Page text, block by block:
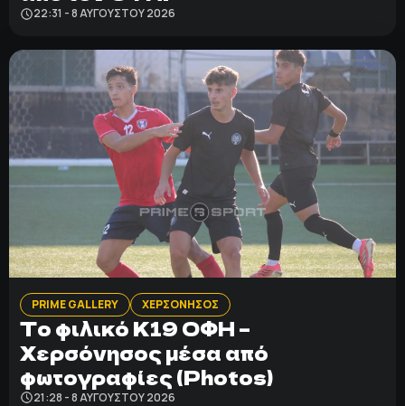
22:31 - 8 ΑΥΓΟΎΣΤΟΥ 2026
PRIME GALLERY ΧΕΡΣΟΝΗΣΟΣ
Το φιλικό Κ19 ΟΦΗ –
Χερσόνησος μέσα από
φωτογραφίες (Photos)
21:28 - 8 ΑΥΓΟΎΣΤΟΥ 2026